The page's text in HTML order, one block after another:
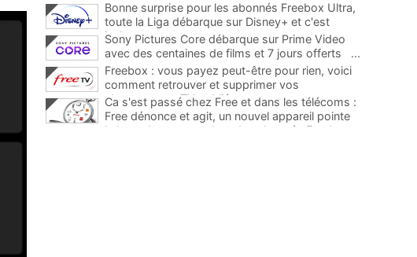
Bonne surprise pour les abonnés Freebox Ultra,
toute la Liga débarque sur Disney+ et c'est
inclus
Sony Pictures Core débarque sur Prime Video
avec des centaines de films et 7 jours offerts
...
Freebox : vous payez peut-être pour rien, voici
comment retrouver et supprimer vos
abonnements TV oubliés
...
Ca s'est passé chez Free et dans les télécoms :
Free dénonce et agit, un nouvel appareil pointe
le bout de son nez chez des abonnés Freebox...